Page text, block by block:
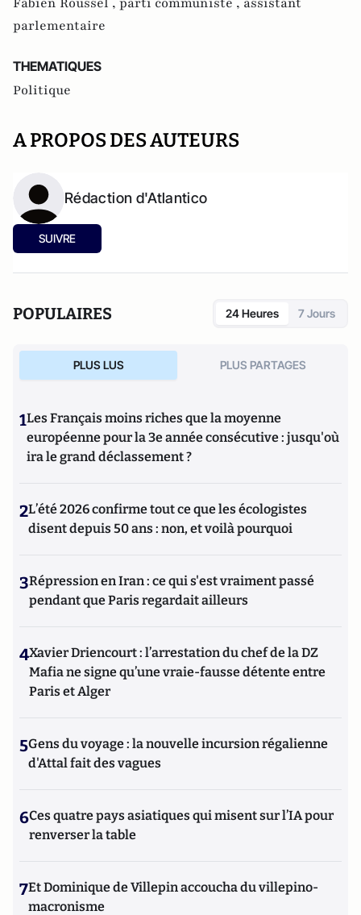
parlementaire
THEMATIQUES
Politique
A PROPOS DES AUTEURS
Rédaction d'Atlantico
SUIVRE
POPULAIRES 24 Heures 7 Jours
PLUS LUS PLUS PARTAGES
1Les Français moins riches que la moyenne
européenne pour la 3e année consécutive : jusqu'où
ira le grand déclassement ?
2L’été 2026 confirme tout ce que les écologistes
disent depuis 50 ans : non, et voilà pourquoi
3Répression en Iran : ce qui s'est vraiment passé
pendant que Paris regardait ailleurs
4Xavier Driencourt : l’arrestation du chef de la DZ
Mafia ne signe qu’une vraie-fausse détente entre
Paris et Alger
5Gens du voyage : la nouvelle incursion régalienne
d'Attal fait des vagues
6Ces quatre pays asiatiques qui misent sur l’IA pour
renverser la table
7Et Dominique de Villepin accoucha du villepino-
macronisme